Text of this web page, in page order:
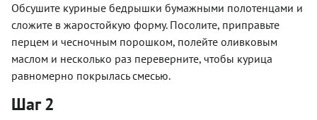
Обсушите куриные бедрышки бумажными полотенцами и
сложите в жаростойкую форму. Посолите, приправьте
перцем и чесночным порошком, полейте оливковым
маслом и несколько раз переверните, чтобы курица
равномерно покрылась смесью.
Шаг 2